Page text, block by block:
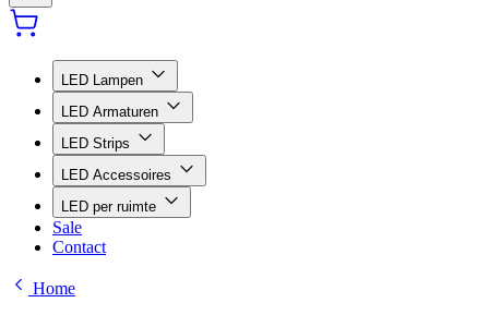
LED Lampen
LED Armaturen
LED Strips
LED Accessoires
LED per ruimte
Sale
Contact
Home